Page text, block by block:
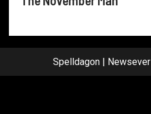
Spelldagon Newsever